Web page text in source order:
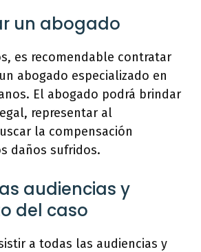
un abogado
es recomendable contratar
abogado especializado en
El abogado podrá brindar
representar al
la compensación
daños sufridos.
audiencias y
del caso
a todas las audiencias y